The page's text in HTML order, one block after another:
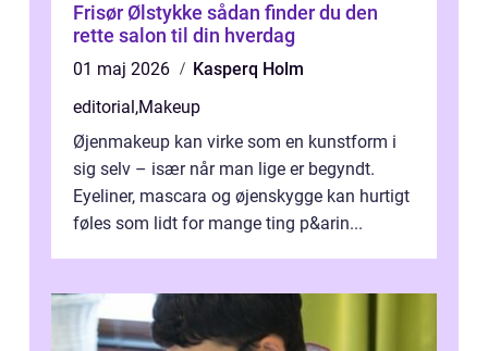
Frisør Ølstykke sådan finder du den
rette salon til din hverdag
01 maj 2026
Kasperq Holm
editorial,Makeup
Øjenmakeup kan virke som en kunstform i
sig selv – især når man lige er begyndt.
Eyeliner, mascara og øjenskygge kan hurtigt
føles som lidt for mange ting p&arin...